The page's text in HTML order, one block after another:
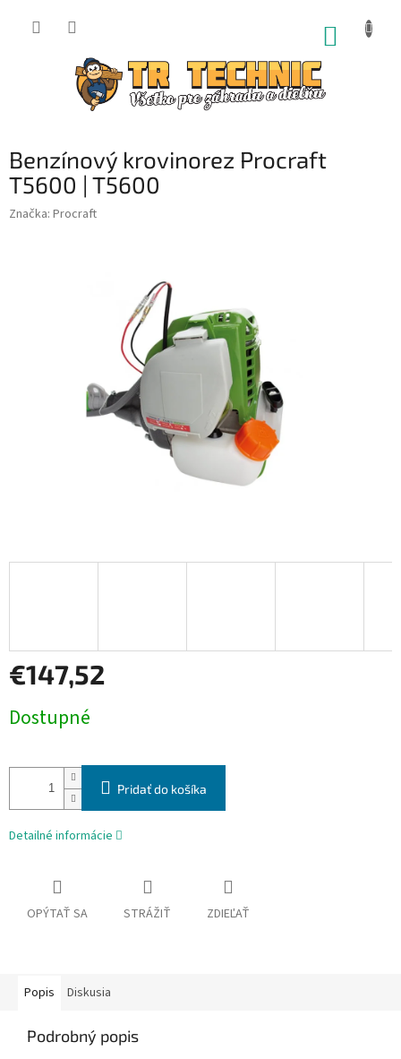
Benzínový krovinorez Procraft
T5600 | T5600
Značka: Procraft
€147,52
cena:
Dostupné
Pridať do košíka
Detailné informácie
OPÝTAŤ SA STRÁŽIŤ ZDIEĽAŤ
Popis Diskusia
Podrobný popis